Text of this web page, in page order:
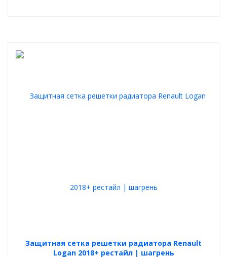
Защитная сетка решетки радиатора Renault
Logan 2018+ рестайл | шагрень